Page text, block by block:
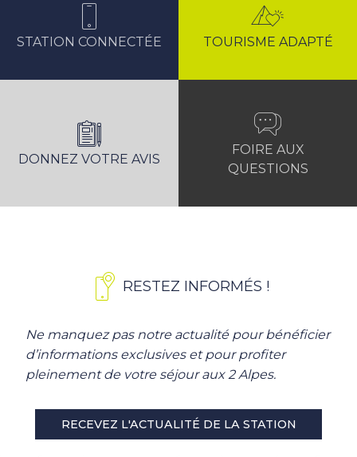
STATION CONNECTÉE TOURISME ADAPTÉ
DONNEZ VOTRE AVIS
FOIRE AUX
QUESTIONS
RESTEZ INFORMÉS !
Ne manquez pas notre actualité pour bénéficier
d’informations exclusives et pour profiter
pleinement de votre séjour aux 2 Alpes.
RECEVEZ L'ACTUALITÉ DE LA STATION